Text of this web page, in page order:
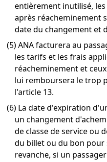
entièrement inutilisé,
après réacheminement
date du changement et
(5) ANA facturera au
les tarifs et les frais
réacheminement et
lui remboursera le trop
l'article 13.
(6) La date d'expiration
un changement
de classe de service ou
du billet ou du bon pour
revanche, si un